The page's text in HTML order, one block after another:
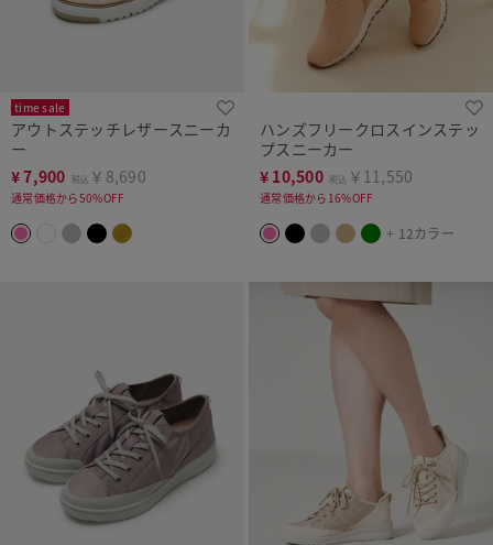
time sale
アウトステッチレザースニーカ
ー
¥7,900 税込 ￥8,690
通常価格から50%OFF
ハンズフリークロスインステッ
プスニーカー
¥ 10,500 税込 ￥11,550
通常価格から16%OFF
+ 12カラー